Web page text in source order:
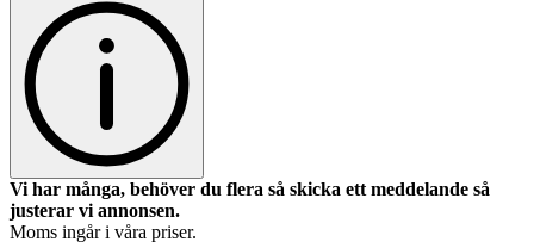
Vi har många, behöver du flera så skicka ett meddelande så
justerar vi annonsen.
Moms ingår i våra priser.